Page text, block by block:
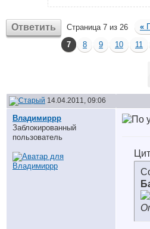
Ответить Страница 7 из 26 «
7
8 9 10 11
14.04.2011, 09:06
Владимиррр
Заблокированный
пользователь